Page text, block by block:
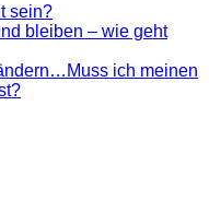
sein?
bleiben – wie geht
ich meinen